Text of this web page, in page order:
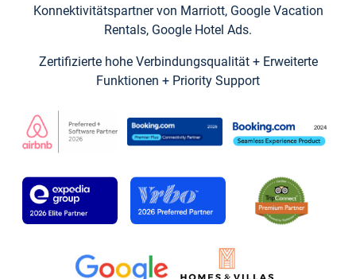
Konnektivitätspartner von Marriott, Google Vacation
Rentals, Google Hotel Ads.
Zertifizierte hohe Verbindungsqualität + Erweiterte
Funktionen + Priority Support